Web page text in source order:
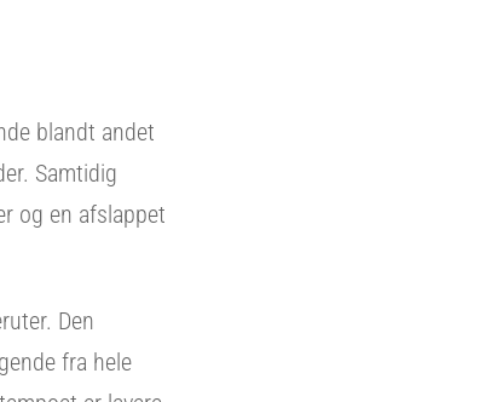
blandt andet
Samtidig
og en afslappet
Den
fra hele